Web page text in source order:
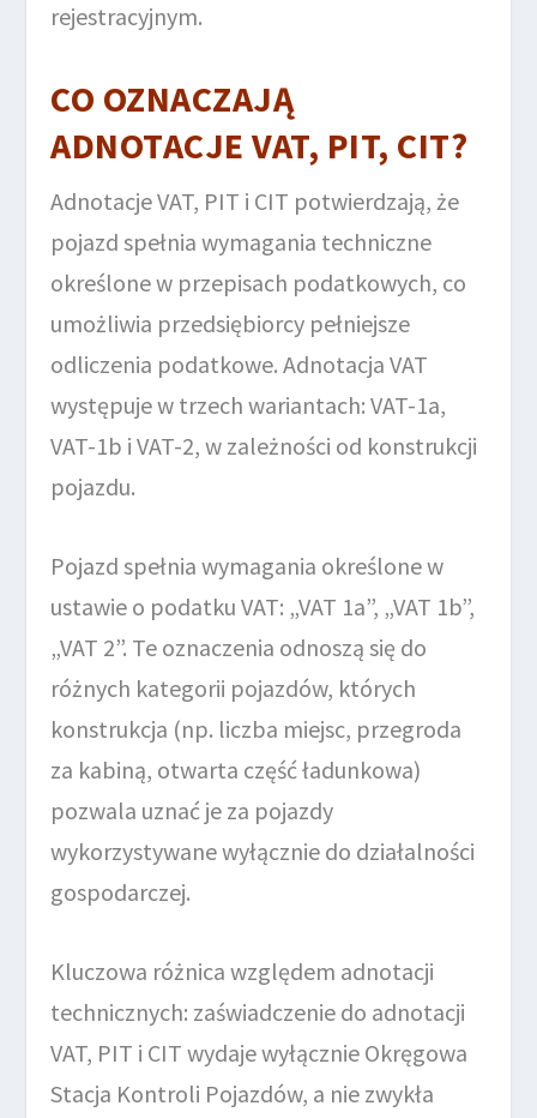
rejestracyjnym.
CO OZNACZAJĄ
ADNOTACJE VAT, PIT, CIT?
Adnotacje VAT, PIT i CIT potwierdzają, że
pojazd spełnia wymagania techniczne
określone w przepisach podatkowych, co
umożliwia przedsiębiorcy pełniejsze
odliczenia podatkowe. Adnotacja VAT
występuje w trzech wariantach: VAT-1a,
VAT-1b i VAT-2, w zależności od konstrukcji
pojazdu.
Pojazd spełnia wymagania określone w
ustawie o podatku VAT: „VAT 1a”, „VAT 1b”,
„VAT 2”. Te oznaczenia odnoszą się do
różnych kategorii pojazdów, których
konstrukcja (np. liczba miejsc, przegroda
za kabiną, otwarta część ładunkowa)
pozwala uznać je za pojazdy
wykorzystywane wyłącznie do działalności
gospodarczej.
Kluczowa różnica względem adnotacji
technicznych: zaświadczenie do adnotacji
VAT, PIT i CIT wydaje wyłącznie Okręgowa
Stacja Kontroli Pojazdów, a nie zwykła